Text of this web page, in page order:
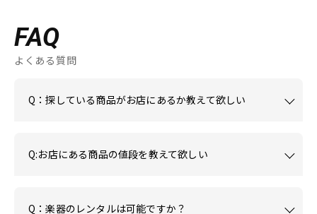
FAQ
よくある質問
Q：探している商品がお店にあるか教えて欲しい
Q:お店にある商品の値段を教えて欲しい
Q：楽器のレンタルは可能ですか？